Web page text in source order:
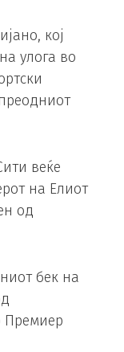
кој
улога во
веќе
на Елиот
од
бек на
Премиер